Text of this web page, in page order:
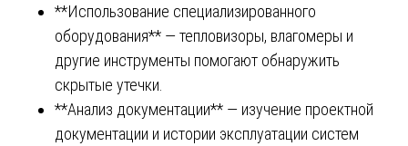
**Использование специализированного
оборудования** — тепловизоры, влагомеры и
другие инструменты помогают обнаружить
скрытые утечки.
**Анализ документации** — изучение проектной
документации и истории эксплуатации систем